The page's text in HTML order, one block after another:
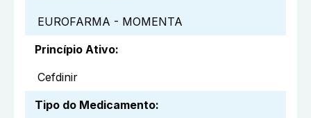
EUROFARMA - MOMENTA
Princípio Ativo:
Cefdinir
Tipo do Medicamento: